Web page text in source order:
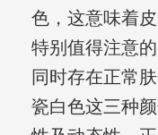
色，这意味着
特别值得注意
同时存在正常
瓷白色这三种